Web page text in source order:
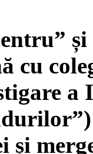
și
cu
și